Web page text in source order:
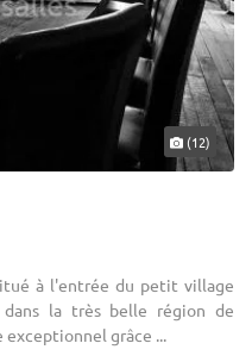
(12)
à l'entrée du petit village
dans la très belle région de
grâce ...